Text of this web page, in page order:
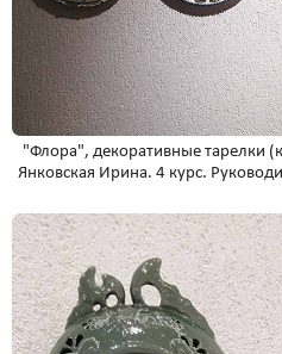
"Флора", декоративные тарелки
Янковская Ирина. 4 курс.